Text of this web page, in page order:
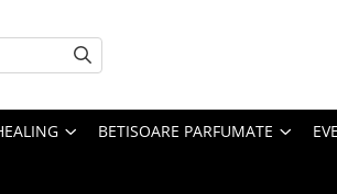
BETISOARE PARFUMATE